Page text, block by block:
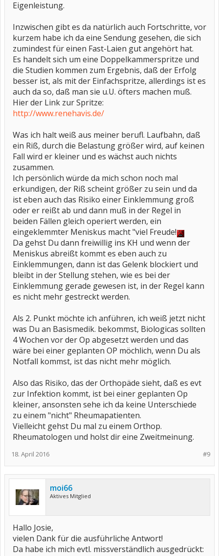
Eigenleistung.
Inzwischen gibt es da natürlich auch Fortschritte, vor
kurzem habe ich da eine Sendung gesehen, die sich
zumindest für einen Fast-Laien gut angehört hat.
Es handelt sich um eine Doppelkammerspritze und
die Studien kommen zum Ergebnis, daß der Erfolg
besser ist, als mit der Einfachspritze, allerdings ist es
auch da so, daß man sie u.U. öfters machen muß.
Hier der Link zur Spritze:
http://www.renehavis.de/
Was ich halt weiß aus meiner berufl. Laufbahn, daß
ein Riß, durch die Belastung größer wird, auf keinen
Fall wird er kleiner und es wächst auch nichts
zusammen.
Ich persönlich würde da mich schon noch mal
erkundigen, der Riß scheint größer zu sein und da
ist eben auch das Risiko einer Einklemmung groß
oder er reißt ab und dann muß in der Regel in
beiden Fällen gleich operiert werden, ein
eingeklemmter Meniskus macht "viel Freude!
Da gehst Du dann freiwillig ins KH und wenn der
Meniskus abreißt kommt es eben auch zu
Einklemmungen, dann ist das Gelenk blockiert und
bleibt in der Stellung stehen, wie es bei der
Einklemmung gerade gewesen ist, in der Regel kann
es nicht mehr gestreckt werden.
Als 2. Punkt möchte ich anführen, ich weiß jetzt nicht
was Du an Basismedik. bekommst, Biologicas sollten
4 Wochen vor der Op abgesetzt werden und das
wäre bei einer geplanten OP möchlich, wenn Du als
Notfall kommst, ist das nicht mehr möglich.
Also das Risiko, das der Orthopäde sieht, daß es evt
zur Infektion kommt, ist bei einer geplanten Op
kleiner, ansonsten sehe ich da keine Unterschiede
zu einem "nicht" Rheumapatienten.
Vielleicht gehst Du mal zu einem Orthop.
Rheumatologen und holst dir eine Zweitmeinung.
#9
18. April 2016
moi66
Aktives Mitglied
Hallo Josie,
vielen Dank für die ausführliche Antwort!
Da habe ich mich evtl. missverständlich ausgedrückt: